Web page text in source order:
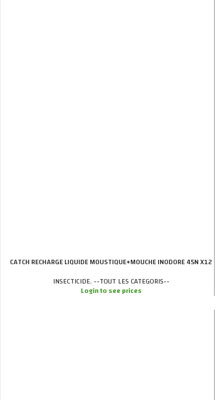
CATCH RECHARGE LIQUIDE MOUSTIQUE+MOUCHE INODORE 45N X12
INSECTICIDE, --TOUT LES CATEGORIS--
Login to see prices